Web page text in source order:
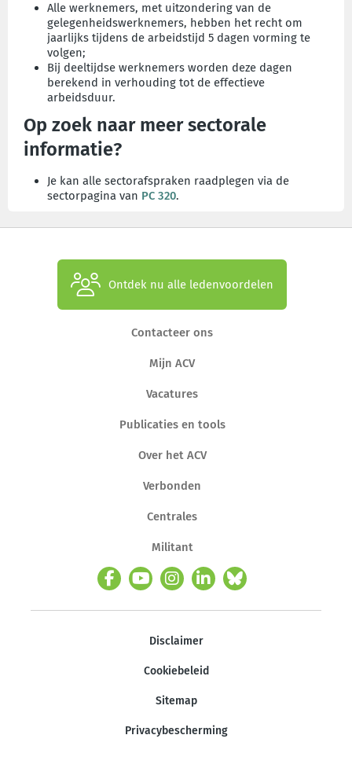
Alle werknemers, met uitzondering van de
gelegenheidswerknemers, hebben het recht om
jaarlijks tijdens de arbeidstijd 5 dagen vorming te
volgen;
Bij deeltijdse werknemers worden deze dagen
berekend in verhouding tot de effectieve
arbeidsduur.
Op zoek naar meer sectorale
informatie?
Je kan alle sectorafspraken raadplegen via de
sectorpagina van PC 320.
Ontdek nu alle ledenvoordelen
Contacteer ons
Mijn ACV
Vacatures
Publicaties en tools
Over het ACV
Verbonden
Centrales
Militant
Disclaimer
Cookiebeleid
Sitemap
Privacybescherming